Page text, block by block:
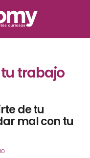
trabajo
de tu
mal con tu